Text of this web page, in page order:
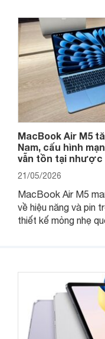
MacBook Air M5
Nam, cấu hình
vẫn tồn tại nhược
21/05/2026
MacBook Air M5
về hiệu năng và pin
thiết kế mỏng nhẹ